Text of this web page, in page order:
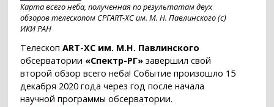
Карта всего неба, полученная по результатам двух
обзоров телескопом СРГART-XC им. М. Н. Павлинского (с)
ИКИ РАН
ТелескопART-XC им. М.Н. Павлинского
обсерватории «Спектр-РГ» завершил свой
второй обзор всего неба! Событие произошло 15
декабря 2020 года через год после начала
научной программы обсерватории.